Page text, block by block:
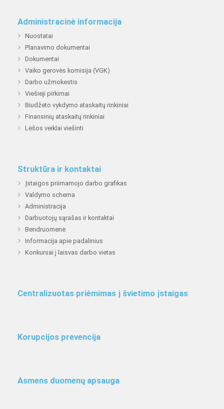
Administracinė informacija
Nuostatai
Planavimo dokumentai
Dokumentai
Vaiko gerovės komisija (VGK)
Darbo užmokestis
Viešieji pirkimai
Biudžeto vykdymo ataskaitų rinkiniai
Finansinių ataskaitų rinkiniai
Lėšos veiklai viešinti
Struktūra ir kontaktai
Įstaigos priimamojo darbo grafikas
Valdymo schema
Administracija
Darbuotojų sąrašas ir kontaktai
Bendruomenė
Informacija apie padalinius
Konkursai į laisvas darbo vietas
Centralizuotas priėmimas į švietimo įstaigas
Korupcijos prevencija
Asmens duomenų apsauga